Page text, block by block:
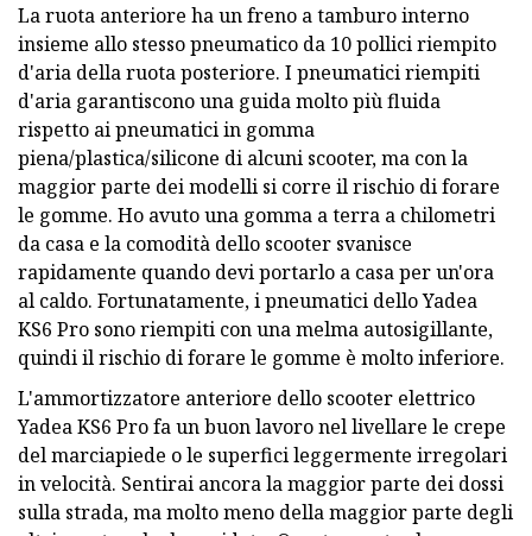
La ruota anteriore ha un freno a tamburo interno
insieme allo stesso pneumatico da 10 pollici riempito
d'aria della ruota posteriore. I pneumatici riempiti
d'aria garantiscono una guida molto più fluida
rispetto ai pneumatici in gomma
piena/plastica/silicone di alcuni scooter, ma con la
maggior parte dei modelli si corre il rischio di forare
le gomme. Ho avuto una gomma a terra a chilometri
da casa e la comodità dello scooter svanisce
rapidamente quando devi portarlo a casa per un'ora
al caldo. Fortunatamente, i pneumatici dello Yadea
KS6 Pro sono riempiti con una melma autosigillante,
quindi il rischio di forare le gomme è molto inferiore.
L'ammortizzatore anteriore dello scooter elettrico
Yadea KS6 Pro fa un buon lavoro nel livellare le crepe
del marciapiede o le superfici leggermente irregolari
in velocità. Sentirai ancora la maggior parte dei dossi
sulla strada, ma molto meno della maggior parte degli